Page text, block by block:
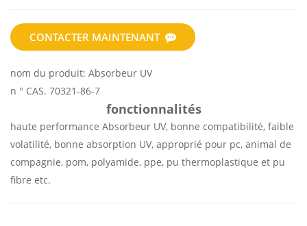
CONTACTER MAINTENANT
nom du produit: Absorbeur UV
n ° CAS. 70321-86-7
fonctionnalités
haute performance Absorbeur UV, bonne compatibilité, faible
volatilité, bonne absorption UV, approprié pour pc, animal de
compagnie, pom, polyamide, ppe, pu thermoplastique et pu
fibre etc.